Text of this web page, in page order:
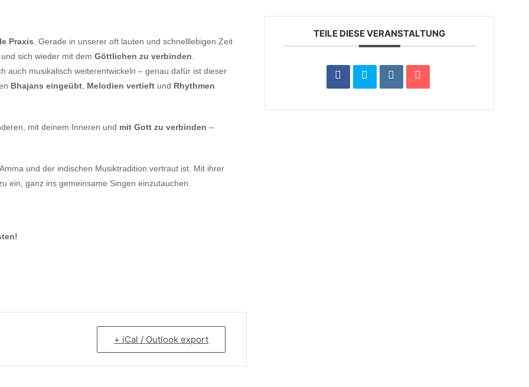
Praxis. Gerade in unserer oft lauten und schnelllebigen Zeit
sich wieder mit dem Göttlichen zu verbinden.
auch musikalisch weiterentwickeln – genau dafür ist dieser
Bhajans eingeübt, Melodien vertieft und Rhythmen
mit deinem Inneren und mit Gott zu verbinden –
und der indischen Musiktradition vertraut ist. Mit ihrer
ein, ganz ins gemeinsame Singen einzutauchen.
+ iCal / Outlook export
TEILE DIESE VERANSTALTUNG